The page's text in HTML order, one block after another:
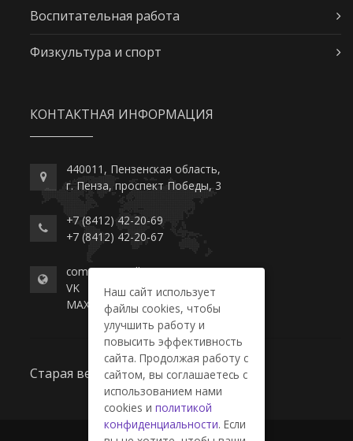
Воспитательная работа
Физкультура и спорт
КОНТАКТНАЯ ИНФОРМАЦИЯ
440011, Пензенская область,
г. Пенза, проспект Победы, 3
+7 (8412) 42-20-69
+7 (8412) 42-20-67
commerce-college.ru
VK
MAX
Старая версия сайта
Наш сайт использует
файлы cookies, чтобы
улучшить работу и
повысить эффективность
сайта. Продолжая работу с
сайтом, вы соглашаетесь с
использованием нами
cookies и политикой
конфиденциальности. Если